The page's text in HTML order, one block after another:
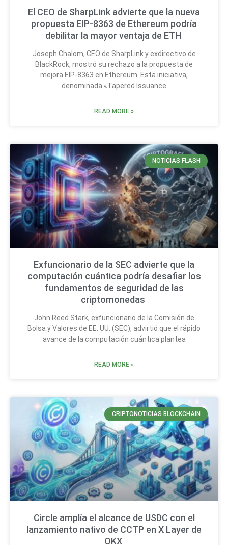
El CEO de SharpLink advierte que la nueva
propuesta EIP-8363 de Ethereum podría
debilitar la mayor ventaja de ETH
Joseph Chalom, CEO de SharpLink y exdirectivo de
BlackRock, mostró su rechazo a la propuesta de
mejora EIP-8363 en Ethereum. Esta iniciativa,
denominada «Tapered Issuance
READ MORE »
NOTICIAS FLASH
Exfuncionario de la SEC advierte que la
computación cuántica podría desafiar los
fundamentos de seguridad de las
criptomonedas
John Reed Stark, exfuncionario de la Comisión de
Bolsa y Valores de EE. UU. (SEC), advirtió que el rápido
avance de la computación cuántica plantea
READ MORE »
CRIPTONOTICIAS BLOCKCHAIN
Circle amplía el alcance de USDC con el
lanzamiento nativo de CCTP en X Layer de
OKX